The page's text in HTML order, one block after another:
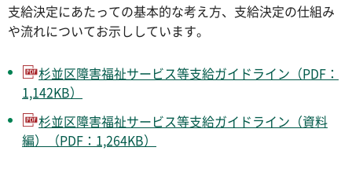
支給決定にあたっての基本的な考え方、支給決定の仕組み
や流れについてお示ししています。
杉並区障害福祉サービス等支給ガイドライン（PDF：
1,142KB）
杉並区障害福祉サービス等支給ガイドライン（資料
編）（PDF：1,264KB）